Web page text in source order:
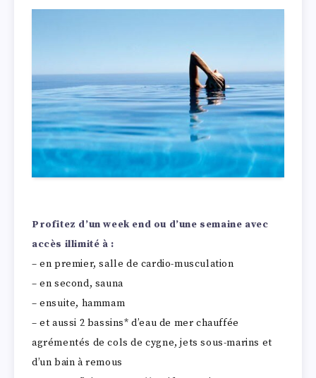
Profitez d’un week end ou d’une semaine avec
accès illimité à :
– en premier, salle de cardio-musculation
– en second, sauna
– ensuite, hammam
– et aussi 2 bassins* d’eau de mer chauffée
agrémentés de cols de cygne, jets sous-marins et
d’un bain à remous